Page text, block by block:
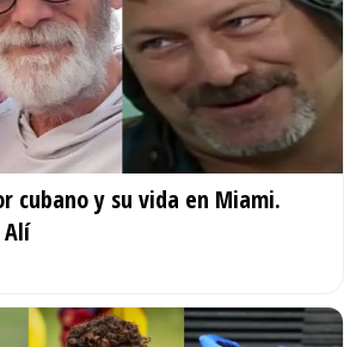
cubano y su vida en Miami.